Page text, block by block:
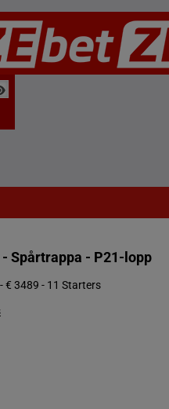
Spårtrappa - P21-lopp
€ 3489 - 11 Starters